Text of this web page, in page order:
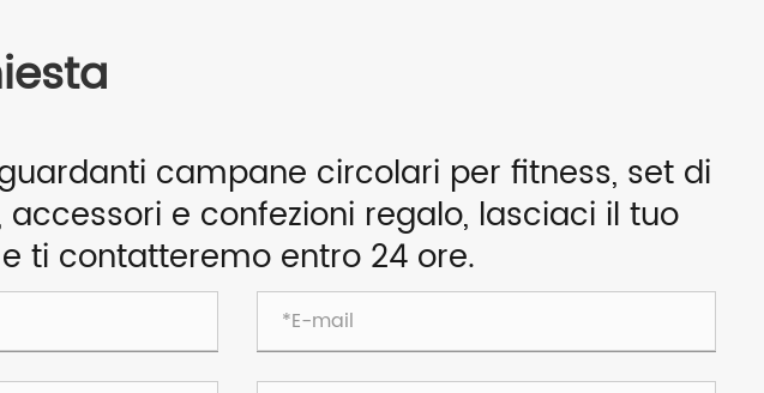
campane circolari per fitness, set di
e confezioni regalo, lasciaci il tuo
ti contatteremo entro 24 ore.